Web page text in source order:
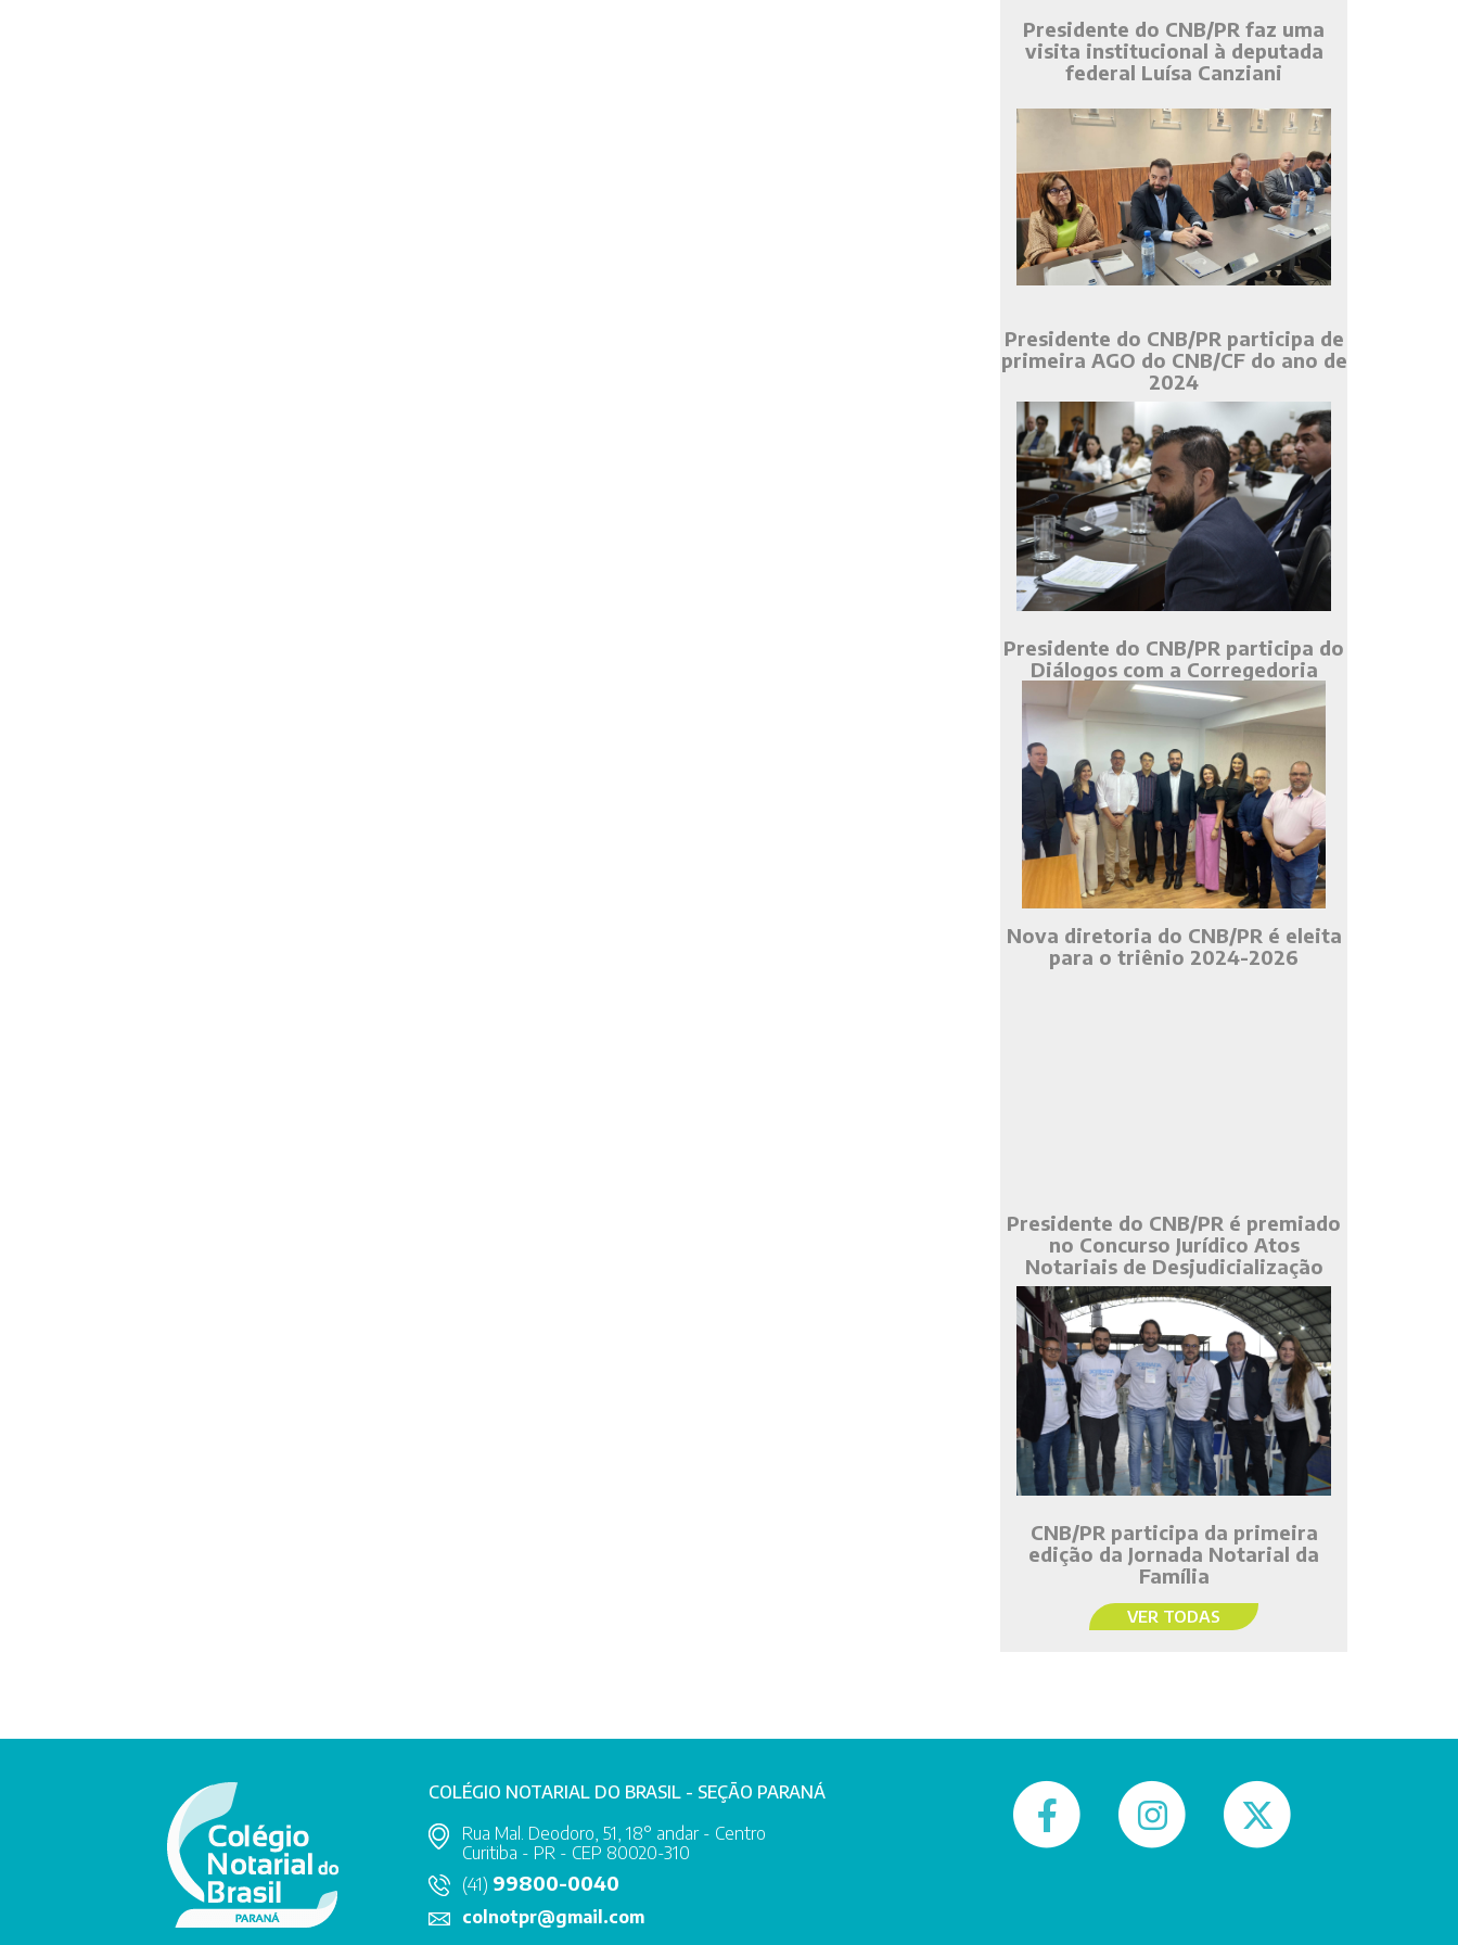
Presidente do CNB/PR faz uma
visita institucional à deputada
federal Luísa Canziani
Presidente do CNB/PR participa de
primeira AGO do CNB/CF do ano de
2024
Presidente do CNB/PR participa do
Diálogos com a Corregedoria
Nova diretoria do CNB/PR é eleita
para o triênio 2024-2026
Presidente do CNB/PR é premiado
no Concurso Jurídico Atos
Notariais de Desjudicialização
CNB/PR participa da primeira
edição da Jornada Notarial da
Família
VER TODAS
COLÉGIO NOTARIAL DO BRASIL - SEÇÃO PARANÁ
Rua Mal. Deodoro, 51, 18° andar - Centro
Curitiba - PR - CEP 80020-310
(41) 99800-0040
colnotpr@gmail.com